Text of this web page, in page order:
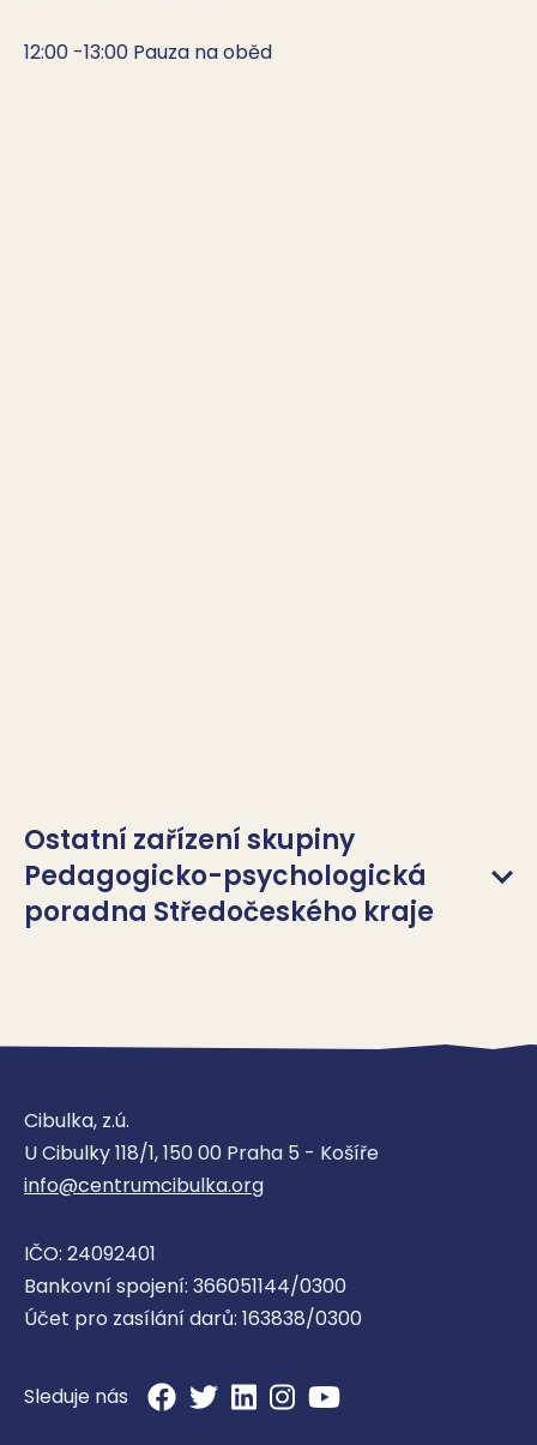
12:00 -13:00 Pauza na oběd
Ostatní zařízení skupiny
Pedagogicko-psychologická
poradna Středočeského kraje
Pedagogicko psychologická
Pedagogicko-psychologická poradna
Pedagogicko psychologická
poradna – Černošice
Pedagogicko-psychologická poradna
Cibulka, z.ú.
U Cibulky 118/1, 150 00 Praha 5 - Košíře
info@centrumcibulka.org
IČO: 24092401
Bankovní spojení: 366051144/0300
Účet pro zasílání darů: 163838/0300
Sleduje nás